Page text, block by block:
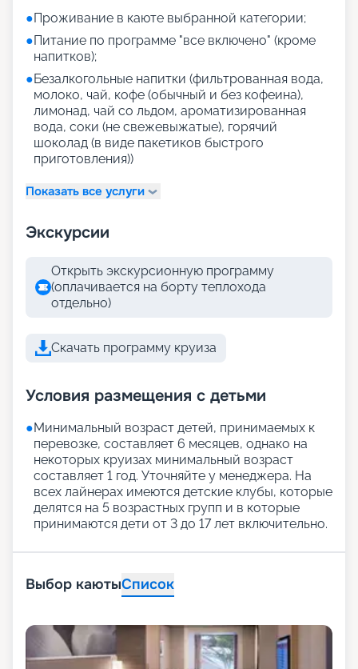
●Проживание в каюте выбранной категории;
●Питание по программе "все включено" (кроме
напитков);
●Безалкогольные напитки (фильтрованная вода,
молоко, чай, кофе (обычный и без кофеина),
лимонад, чай со льдом, ароматизированная
вода, соки (не свежевыжатые), горячий
шоколад (в виде пакетиков быстрого
приготовления))
Показать все услуги
Экскурсии
Открыть экскурсионную программу
(оплачивается на борту теплохода
отдельно)
Скачать программу круиза
Условия размещения с детьми
●Минимальный возраст детей, принимаемых к
перевозке, составляет 6 месяцев, однако на
некоторых круизах минимальный возраст
составляет 1 год. Уточняйте у менеджера. На
всех лайнерах имеются детские клубы, которые
делятся на 5 возрастных групп и в которые
принимаются дети от 3 до 17 лет включительно.
Выбор каютыСписок